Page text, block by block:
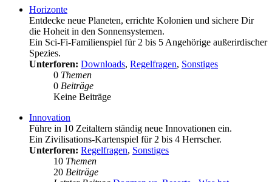
Horizonte
Entdecke neue Planeten, errichte Kolonien und sichere Dir
die Hoheit in den Sonnensystemen.
Ein Sci-Fi-Familienspiel für 2 bis 5 Angehörige außerirdischer
Spezies.
Unterforen: Downloads, Regelfragen, Sonstiges
0 Themen
0 Beiträge
Keine Beiträge
Innovation
Führe in 10 Zeitaltern ständig neue Innovationen ein.
Ein Zivilisations-Kartenspiel für 2 bis 4 Herrscher.
Unterforen: Regelfragen, Sonstiges
10 Themen
20 Beiträge